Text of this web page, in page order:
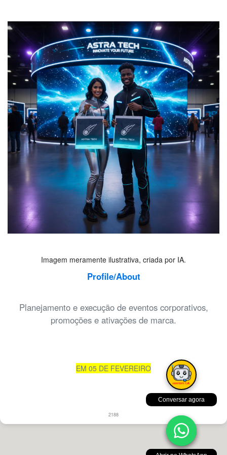
Conversar agora
Imagem meramente ilustrativa, criada por IA.
Profile/About
Planejamento e execução de eventos corporativos,
promoções e ativações de marca.
EM 05 DE FEVEREIRO
2188